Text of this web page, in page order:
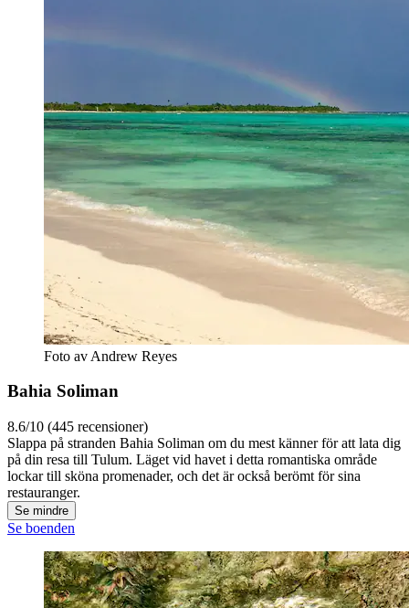
Foto av Andrew Reyes
Bahia Soliman
8.6/10 (445 recensioner)
Slappa på stranden Bahia Soliman om du mest känner för att lata dig
på din resa till Tulum. Läget vid havet i detta romantiska område
lockar till sköna promenader, och det är också berömt för sina
restauranger.
Se mindre
Se boenden